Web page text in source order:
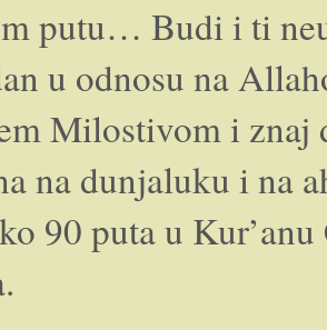
putu… Budi i ti
u odnosu na
Milostivom i znaj
na dunjaluku i na
90 puta u